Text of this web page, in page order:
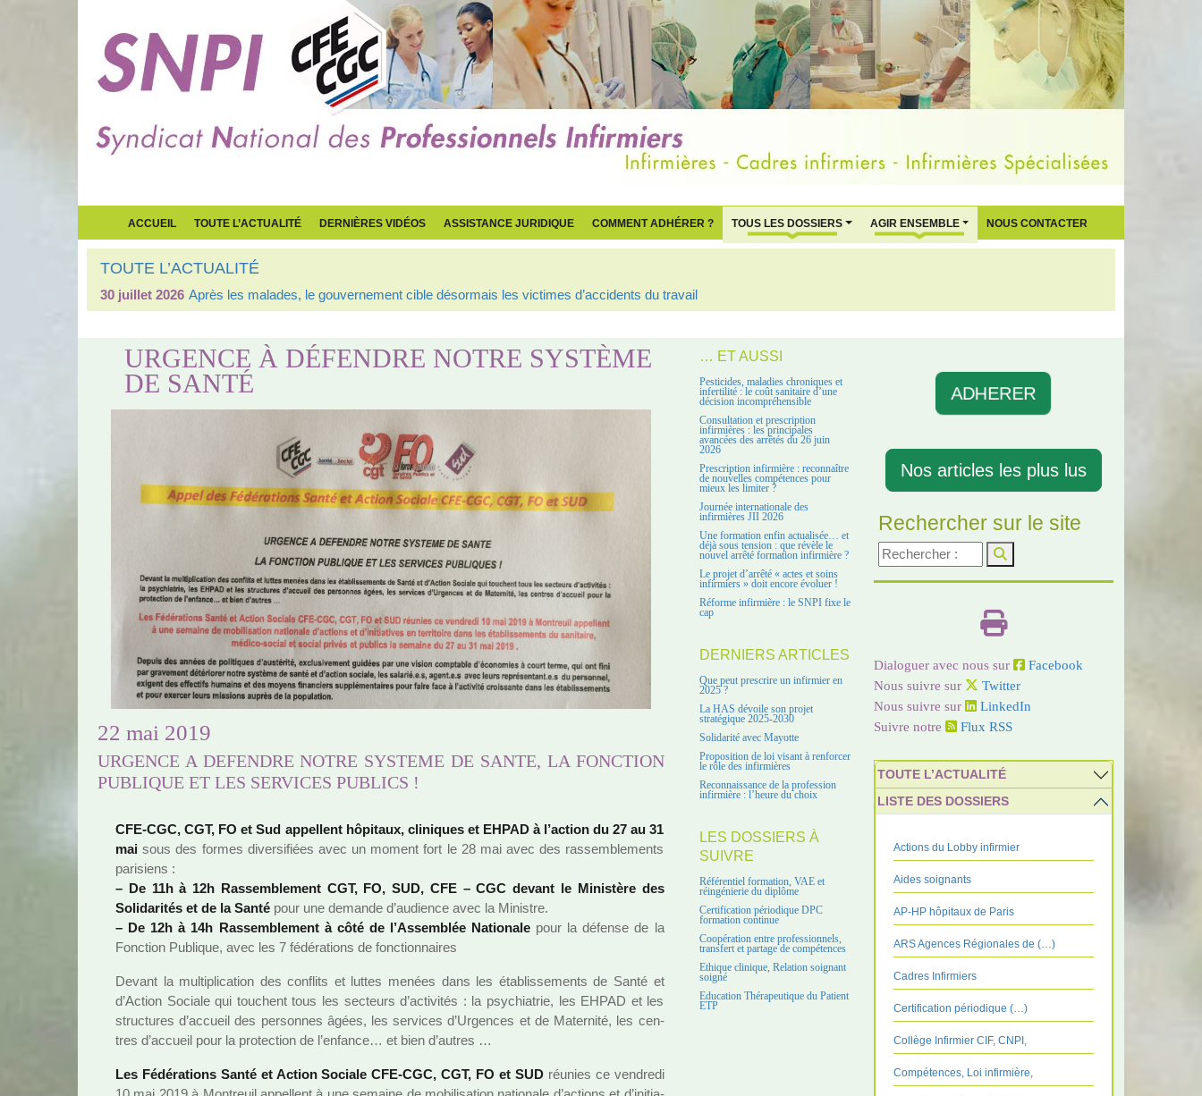
ACCUEIL TOUTE L’ACTUALITÉ DERNIÈRES VIDÉOS ASSISTANCE JURIDIQUE COMMENT ADHÉRER ? TOUS LES DOSSIERS AGIR ENSEMBLE NOUS CONTACTER
TOUTE L’ACTUALITÉ
30 juillet 2026 Après les malades, le gouvernement cible désormais les victimes d’accidents du travail
URGENCE À DÉFENDRE NOTRE SYSTÈME
DE SANTÉ
22 mai 2019
URGENCE A DEFENDRE NOTRE SYSTEME DE SANTE, LA FONCTION
PUBLIQUE ET LES SERVICES PUBLICS !
CFE-CGC, CGT, FO et Sud appel­lent hôpi­taux, cli­ni­ques et EHPAD à l’action du 27 au 31
mai sous des formes diver­si­fiées avec un moment fort le 28 mai avec des ras­sem­ble­ments
pari­siens :
– De 11h à 12h Rassemblement CGT, FO, SUD, CFE – CGC devant le Ministère des
Solidarités et de la Santé pour une demande d’audience avec la Ministre.
– De 12h à 14h Rassemblement à côté de l’Assemblée Nationale pour la défense de la
Fonction Publique, avec les 7 fédé­ra­tions de fonc­tion­nai­res
Devant la mul­ti­pli­ca­tion des conflits et luttes menées dans les établissements de Santé et
d’Action Sociale qui tou­chent tous les sec­teurs d’acti­vi­tés : la psy­chia­trie, les EHPAD et les
struc­tu­res d’accueil des per­son­nes âgées, les ser­vi­ces d’Urgences et de Maternité, les cen­
tres d’accueil pour la pro­tec­tion de l’enfance… et bien d’autres …
Les Fédérations Santé et Action Sociale CFE-CGC, CGT, FO et SUDréu­nies ce ven­dredi
… ET AUSSI
Pesticides, maladies chroniques et
infertilité : le coût sanitaire d’une
décision incompréhensible
Consultation et prescription
infirmières : les principales
avancées des arrêtés du 26 juin
2026
Prescription infirmière : reconnaître
de nouvelles compétences pour
mieux les limiter ?
Journée internationale des
infirmières JII 2026
Une formation enfin actualisée… et
déjà sous tension : que révèle le
nouvel arrêté formation infirmière ?
Le projet d’arrêté « actes et soins
infirmiers » doit encore évoluer !
Réforme infirmière : le SNPI fixe le
cap
DERNIERS ARTICLES
Que peut prescrire un infirmier en
2025 ?
La HAS dévoile son projet
stratégique 2025-2030
Solidarité avec Mayotte
Proposition de loi visant à renforcer
le rôle des infirmières
Reconnaissance de la profession
infirmière : l’heure du choix
LES DOSSIERS À
SUIVRE
Référentiel formation, VAE et
réingénierie du diplôme
Certification périodique DPC
formation continue
Coopération entre professionnels,
transfert et partage de compétences
Ethique clinique, Relation soignant
soigné
Education Thérapeutique du Patient
ETP
ADHERER
Nos articles les plus lus
Rechercher sur le site
Dialoguer avec nous sur
Facebook
Nous suivre sur
Twitter
Nous suivre sur
LinkedIn
Suivre notre
Flux RSS
TOUTE L’ACTUALITÉ
LISTE DES DOSSIERS
Actions du Lobby infirmier
Aides soignants
AP-HP hôpitaux de Paris
ARS Agences Régionales de (…)
Cadres Infirmiers
Certification périodique (…)
Collège Infirmier CIF, CNPI,
Compétences, Loi infirmière,